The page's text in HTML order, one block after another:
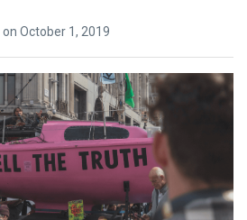
on October 1, 2019